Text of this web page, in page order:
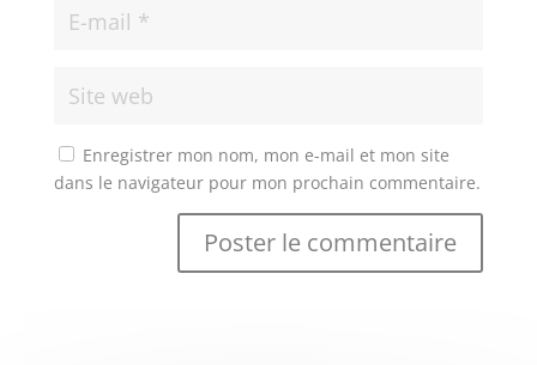
Enregistrer mon nom, mon e-mail et mon site
dans le navigateur pour mon prochain commentaire.